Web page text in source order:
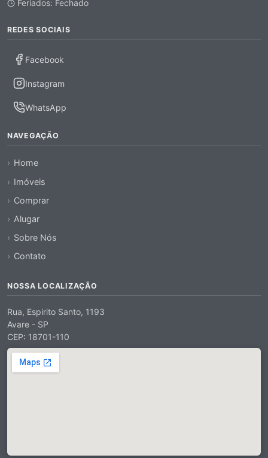
Feriados: Fechado
REDES SOCIAIS
Facebook
Instagram
WhatsApp
NAVEGAÇÃO
Home
Imóveis
Comprar
Alugar
Sobre Nós
Contato
NOSSA LOCALIZAÇÃO
Rua, Espirito Santo, 1193
Avare - SP
CEP: 18701-110